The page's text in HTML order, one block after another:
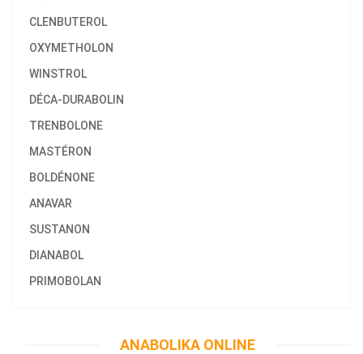
CLENBUTEROL
OXYMETHOLON
WINSTROL
DÉCA-DURABOLIN
TRENBOLONE
MASTÉRON
BOLDÉNONE
ANAVAR
SUSTANON
DIANABOL
PRIMOBOLAN
ANABOLIKA ONLINE
Kaufen